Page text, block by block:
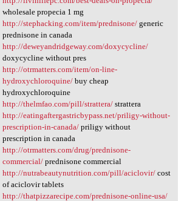
wholesale propecia 1 mg
http://stephacking.com/item/prednisone/generic
prednisone in canada
http://deweyandridgeway.com/doxycycline/
doxycycline without pres
http://otrmatters.com/item/on-line-
hydroxychloroquine/buy cheap
hydroxychloroquine
http://thelmfao.com/pill/strattera/strattera
http://eatingaftergastricbypass.net/priligy-without-
prescription-in-canada/priligy without
prescription in canada
http://otrmatters.com/drug/prednisone-
commercial/prednisone commercial
http://nutrabeautynutrition.com/pill/aciclovir/cost
of aciclovir tablets
http://thatpizzarecipe.com/prednisone-online-usa/